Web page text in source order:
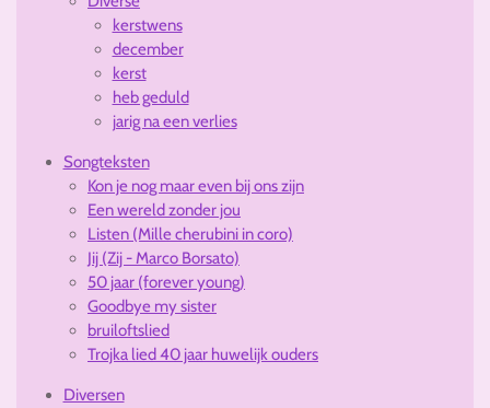
kerstwens
december
kerst
heb geduld
jarig na een verlies
Songteksten
Kon je nog maar even bij ons zijn
Een wereld zonder jou
Listen (Mille cherubini in coro)
Jij (Zij - Marco Borsato)
50 jaar (forever young)
Goodbye my sister
bruiloftslied
Trojka lied 40 jaar huwelijk ouders
Diversen